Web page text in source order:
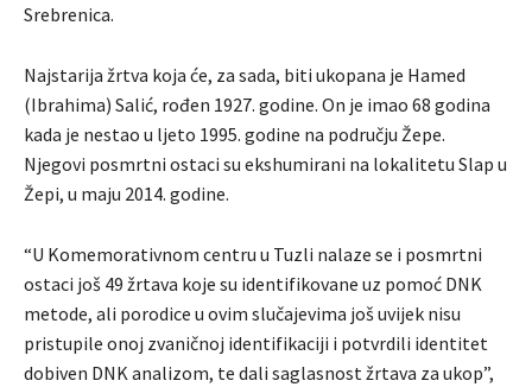
Srebrenica.
Najstarija žrtva koja će, za sada, biti ukopana je Hamed
(Ibrahima) Salić, rođen 1927. godine. On je imao 68 godina
kada je nestao u ljeto 1995. godine na području Žepe.
Njegovi posmrtni ostaci su ekshumirani na lokalitetu Slap u
Žepi, u maju 2014. godine.
“U Komemorativnom centru u Tuzli nalaze se i posmrtni
ostaci još 49 žrtava koje su identifikovane uz pomoć DNK
metode, ali porodice u ovim slučajevima još uvijek nisu
pristupile onoj zvaničnoj identifikaciji i potvrdili identitet
dobiven DNK analizom, te dali saglasnost žrtava za ukop”,